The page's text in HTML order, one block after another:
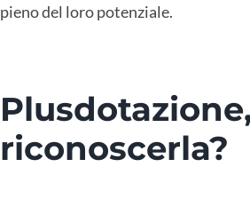
pieno del loro potenziale.
riconoscerla?